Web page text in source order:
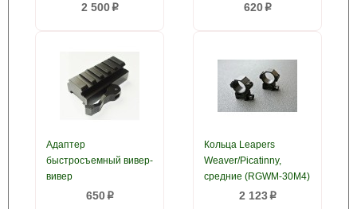
2 500p 620p
Адаптер
быстросъемный вивер-
вивер
650p
Кольца Leapers
Weaver/Picatinny,
средние (RGWM-30M4)
2 123p